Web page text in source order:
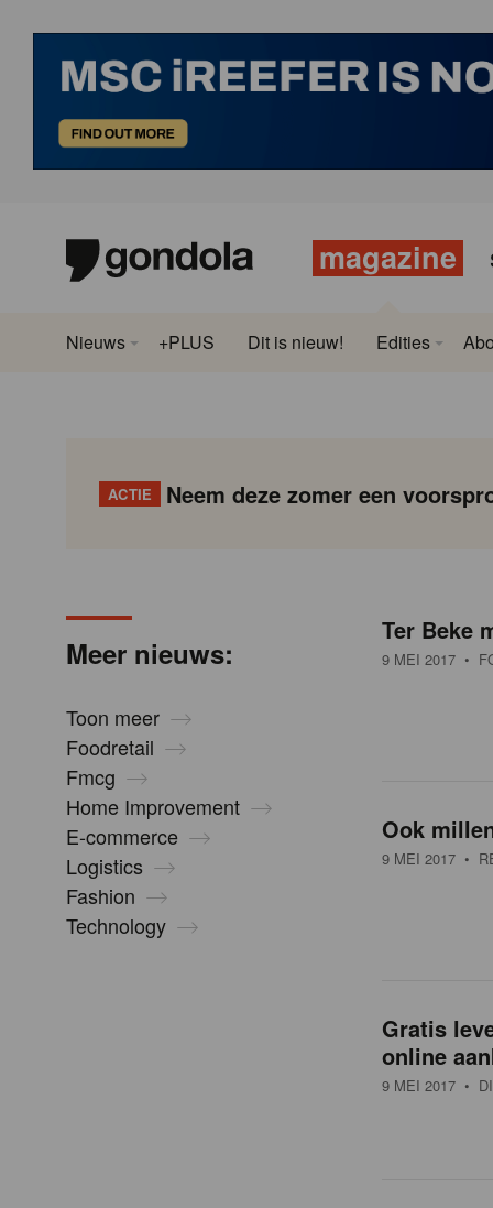
magazine
Nieuws +PLUS Dit is nieuw! Edities
ACTIE Neem deze zomer een
Meer nieuws:
Toon meer
Foodretail
Fmcg
Home Improvement
E-commerce
Logistics
Fashion
Technology
Ter Beke
9 MEI 2017 •
Ook
9 MEI 2017 •
Gratis
online
9 MEI 2017 •
P
a
i
o
Vorige
Page
Page
Page
Page
Current
page
Page
Page
Page
Page
Volgende